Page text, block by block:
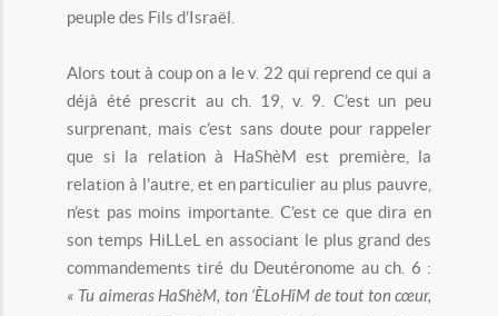
peuple des Fils d’Israël.
Alors tout à coup on a le v. 22 qui reprend ce qui a
déjà été prescrit au ch. 19, v. 9. C’est un peu
surprenant, mais c’est sans doute pour rappeler
que si la relation à HaShèM est première, la
relation à l’autre, et en particulier au plus pauvre,
n’est pas moins importante. C’est ce que dira en
son temps HiLLeL en associant le plus grand des
commandements tiré du Deutéronome au ch. 6 :
« Tu aimeras HaShèM, ton ‘ÈLoHîM de tout ton cœur,